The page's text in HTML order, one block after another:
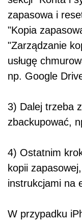
zapasowa i
"Kopia
"Zarządzanie
usługę
np. Google
3) Dalej trzeba
zbackupować,
4) Ostatnim
kopii
instrukcjami na
W przypadku